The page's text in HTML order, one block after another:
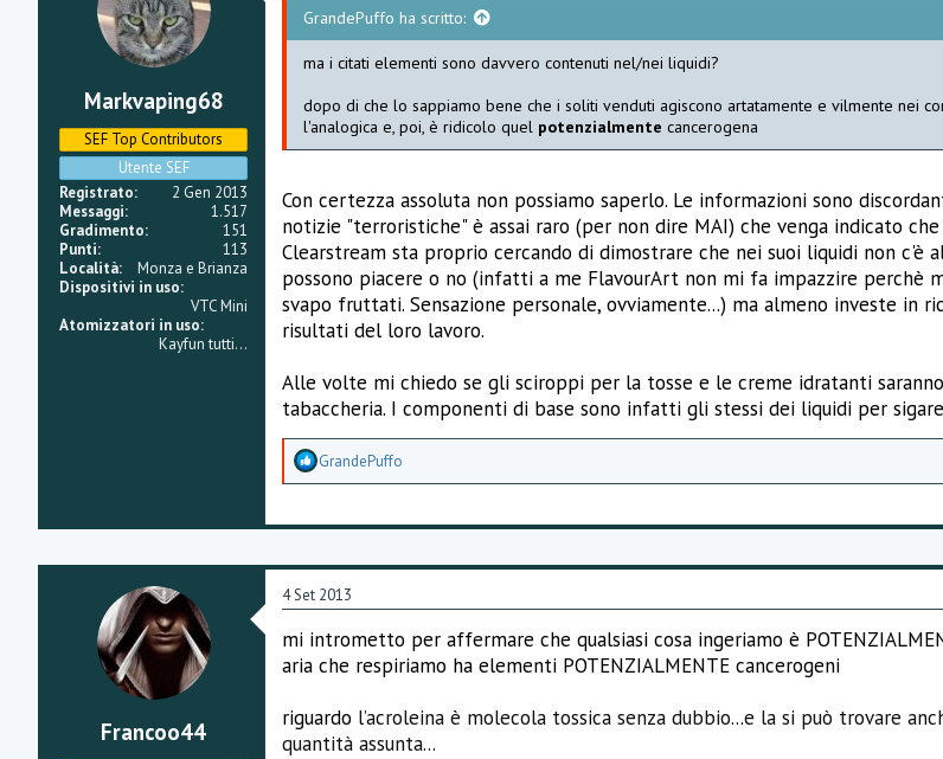
Markvaping68
SEF Top Contributors
Utente SEF
Registrato
2 Gen 2013
Messaggi
1.517
Gradimento
151
Punti
113
Località
Monza e Brianza
Dispositivi in uso
VTC Mini
Atomizzatori in uso
Kayfun tutti...
GrandePuffo ha scritto:
ma i citati elementi sono davvero contenuti nel/nei liquidi?
dopo di che lo sappiamo bene che i soliti venduti agiscono artatamente e vilmente nei
l'analogica e, poi, è ridicolo quel potenzialmente cancerogena
Con certezza assoluta non possiamo saperlo. Le informazioni sono
notizie "terroristiche" è assai raro (per non dire MAI) che venga indicato
Clearstream sta proprio cercando di dimostrare che nei suoi liquidi non c'è
possono piacere o no (infatti a me FlavourArt non mi fa impazzire perchè
svapo fruttati. Sensazione personale, ovviamente...) ma almeno investe
risultati del loro lavoro.
Alle volte mi chiedo se gli sciroppi per la tosse e le creme idratanti
tabaccheria. I componenti di base sono infatti gli stessi dei liquidi per
A
e
z
a
m
n
t
GrandePuffo
Francoo44
4 Set 2013
mi intrometto per affermare che qualsiasi cosa ingeriamo è
aria che respiriamo ha elementi POTENZIALMENTE cancerogeni
riguardo l’acroleina è molecola tossica senza dubbio...e la si può trovare
quantità assunta...